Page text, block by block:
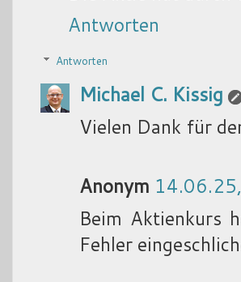
Antworten
Antworten
Michael C. Kissig
Vielen Dank für
Anonym
Beim Aktienkurs
Fehler